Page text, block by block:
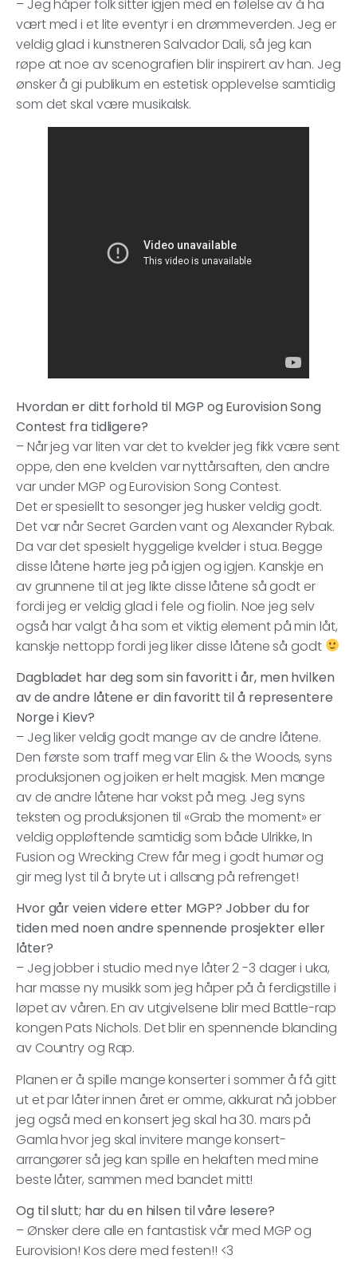
– Jeg håper folk sitter igjen med en følelse av å ha
vært med i et lite eventyr i en drømmeverden. Jeg er
veldig glad i kunstneren Salvador Dali, så jeg kan
røpe at noe av scenografien blir inspirert av han. Jeg
ønsker å gi publikum en estetisk opplevelse samtidig
som det skal være musikalsk.
Hvordan er ditt forhold til MGP og Eurovision Song
Contest fra tidligere?
– Når jeg var liten var det to kvelder jeg fikk være sent
oppe, den ene kvelden var nyttårsaften, den andre
var under MGP og Eurovision Song Contest.
Det er spesiellt to sesonger jeg husker veldig godt.
Det var når Secret Garden vant og Alexander Rybak.
Da var det spesielt hyggelige kvelder i stua. Begge
disse låtene hørte jeg på igjen og igjen. Kanskje en
av grunnene til at jeg likte disse låtene så godt er
fordi jeg er veldig glad i fele og fiolin. Noe jeg selv
også har valgt å ha som et viktig element på min låt,
kanskje nettopp fordi jeg liker disse låtene så godt
Dagbladet har deg som sin favoritt i år, men hvilken
av de andre låtene er din favoritt til å representere
Norge i Kiev?
– Jeg liker veldig godt mange av de andre låtene.
Den første som traff meg var Elin & the Woods, syns
produksjonen og joiken er helt magisk. Men mange
av de andre låtene har vokst på meg. Jeg syns
teksten og produksjonen til «Grab the moment» er
veldig oppløftende samtidig som både Ulrikke, In
Fusion og Wrecking Crew får meg i godt humør og
gir meg lyst til å bryte ut i allsang på refrenget!
Hvor går veien videre etter MGP? Jobber du for
tiden med noen andre spennende prosjekter eller
låter?
– Jeg jobber i studio med nye låter 2 -3 dager i uka,
har masse ny musikk som jeg håper på å ferdigstille i
løpet av våren. En av utgivelsene blir med Battle-rap
kongen Pats Nichols. Det blir en spennende blanding
av Country og Rap.
Planen er å spille mange konserter i sommer å få gitt
ut et par låter innen året er omme, akkurat nå jobber
jeg også med en konsert jeg skal ha 30. mars på
Gamla hvor jeg skal invitere mange konsert-
arrangører så jeg kan spille en helaften med mine
beste låter, sammen med bandet mitt!
Og til slutt; har du en hilsen til våre lesere?
– Ønsker dere alle en fantastisk vår med MGP og
Eurovision! Kos dere med festen!! <3